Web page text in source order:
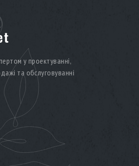
у проектуванні,
та обслуговуванні